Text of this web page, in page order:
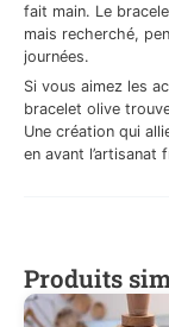
fait main. Le
mais recherché,
journées.
Si vous aimez les
bracelet olive
Une création qui
en avant l’artisanat
Produits